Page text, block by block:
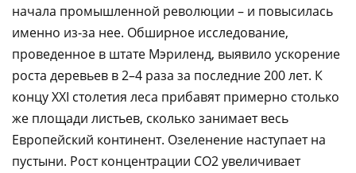
начала промышленной революции – и повысилась
именно из-за нее. Обширное исследование,
проведенное в штате Мэриленд, выявило ускорение
роста деревьев в 2–4 раза за последние 200 лет. К
концу ХХI столетия леса прибавят примерно столько
же площади листьев, сколько занимает весь
Европейский континент. Озеленение наступает на
пустыни. Рост концентрации CO2 увеличивает